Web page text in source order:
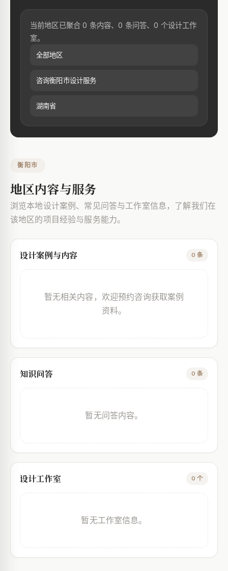
当前地区已聚合 0 条内容、0 条问答、0 个设计工作
室。
全部地区
咨询衡阳市设计服务
湖南省
衡阳市
地区内容与服务
浏览本地设计案例、常见问答与工作室信息，了解我们在
该地区的项目经验与服务能力。
设计案例与内容 0 条
暂无相关内容，欢迎预约咨询获取案例
资料。
知识问答 0 条
暂无问答内容。
设计工作室 0 个
暂无工作室信息。